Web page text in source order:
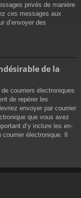
privés de manière
ces messages aux
d’envoyer des
de la
courriers électroniques
de repérer les
envoyer par courrier
que vous avez
d’y inclure les en-
électronique. Il